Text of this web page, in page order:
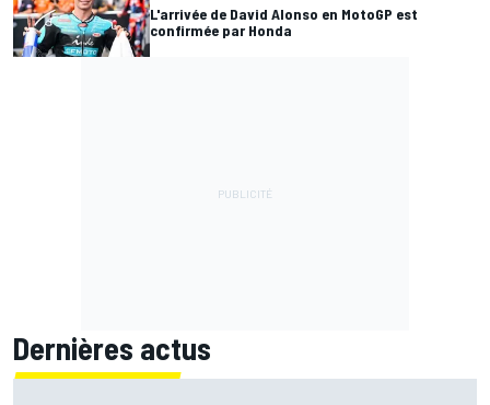
L'arrivée de David Alonso en MotoGP est
confirmée par Honda
Dernières actus